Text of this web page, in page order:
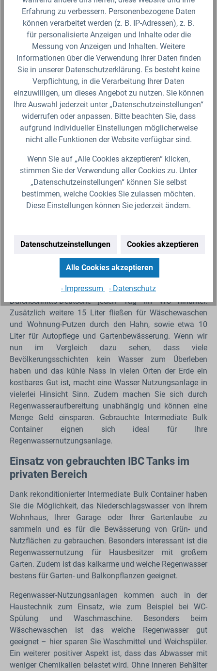
Zum Artikel
Gebrauchte IBC Container – für viele
neue Verwendungszwecke
rekonditioniert
Um eine erneute Nutzung vonIBC Behältern
ermöglichen und die Abfallbilanz zu senken, werden
gebrauchte Container rekonditioniert. Die
Rekonditionierung steht für die Überholung, Aufarbeitung
oder Wiederinstandsetzung des Tanks. Je nach
Einsatz kommt.
Sparen Sie bares Geld
Rund 30 Liter sauberes Trinkwasser spült der
Durchschnitts-Deutsche jeden Tag im WC hinunter.
Zusätzlich weitere 15 Liter fließen für Wäschewaschen
und Wohnung-Putzen durch den Hahn, sowie etwa 10
Liter für Autopflege und Gartenbewässerung. Wenn wir
nun im Vergleich dazu sehen, dass viele
Bevölkerungsschichten kein Wasser zum Überleben
haben und das kühle Nass in vielen Orten der Erde ein
kostbares Gut ist, macht eine Wasser Nutzungsanlage in
vielerlei Hinsicht Sinn. Zudem machen Sie sich durch
Regenwasseraufbereitung unabhängig und können eine
Menge Geld einsparen. Gebrauchte Intermediate Bulk
Container eignen sich ideal für Ihre
Regenwassernutzungsanlage.
Einsatz von gebrauchten IBC Tanks im
privaten Bereich
Dank rekonditionierter Intermediate Bulk Container haben
Sie die Möglichkeit, das Niederschlagswasser von Ihrem
Wohnhaus, Ihrer Garage oder Ihrer Gartenlaube zu
sammeln und es für die Bewässerung von Grün- und
Nutzflächen zu gebrauchen. Besonders interessant ist die
Regenwassernutzung für Hausbesitzer mit großem
Garten. Zudem ist das kalkarme und weiche Regenwasser
bestens für Garten- und Balkonpflanzen geeignet.
Regenwasser-Nutzungsanlagen kommen auch in der
Haustechnik zum Einsatz, wie zum Beispiel bei WC-
Spülung und Waschmaschine. Besonders beim
Wäschewaschen ist das weiche Regenwasser gut
geeignet – hier sparen Sie Waschmittel und Weichspüler.
Ein weiterer positiver Aspekt ist, dass das Abwasser mit
weniger Chemikalien belastet wird. Ohne inneren Behälter
Erfahrung zu verbessern. Personenbezogene Daten
können verarbeitet werden (z. B. IP-Adressen), z. B.
für personalisierte Anzeigen und Inhalte oder die
Messung von Anzeigen und Inhalten. Weitere
Informationen über die Verwendung Ihrer Daten finden
Sie in unserer Datenschutzerklärung. Es besteht keine
Verpflichtung, in die Verarbeitung Ihrer Daten
einzuwilligen, um dieses Angebot zu nutzen. Sie können
Ihre Auswahl jederzeit unter „Datenschutzeinstellungen“
widerrufen oder anpassen. Bitte beachten Sie, dass
aufgrund individueller Einstellungen möglicherweise
nicht alle Funktionen der Website verfügbar sind.
Wenn Sie auf „Alle Cookies akzeptieren“ klicken,
stimmen Sie der Verwendung aller Cookies zu. Unter
„Datenschutzeinstellungen“ können Sie selbst
bestimmen, welche Cookies Sie zulassen möchten.
Diese Einstellungen können Sie jederzeit ändern.
Datenschutzeinstellungen Cookies akzeptieren
Alle Cookies akzeptieren
- Impressum - Datenschutz